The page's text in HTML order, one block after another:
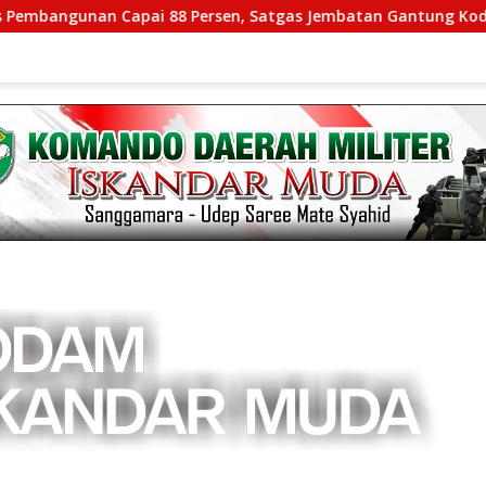
Capai 88 Persen, Satgas Jembatan Gantung Kodim 0108/